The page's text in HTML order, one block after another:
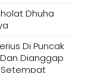
Dhuha
Di Puncak
Dianggap
Setempat